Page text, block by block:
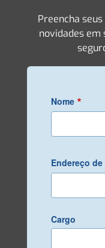
Preencha
novidades em
Nome *
Endereço de
Cargo